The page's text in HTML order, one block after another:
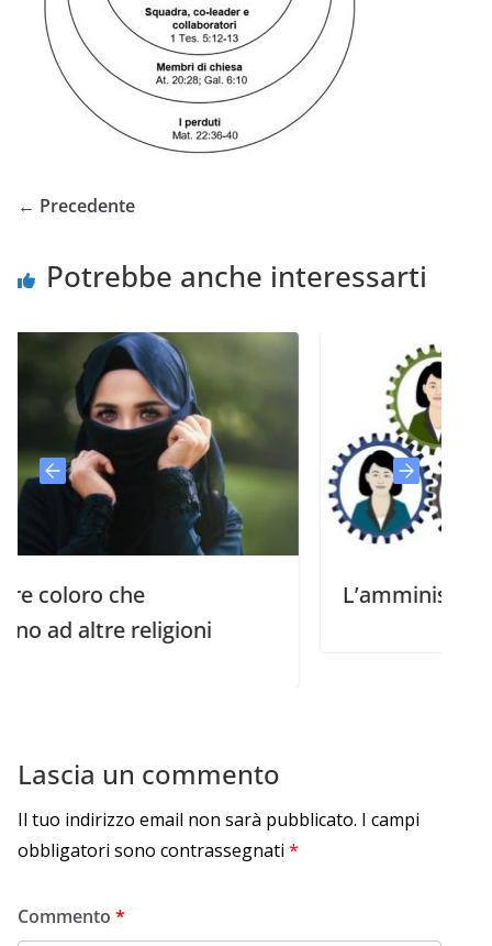
← Precedente
Potrebbe anche interessarti
che
religioni
L’amministrazione del
Lascia un commento
Il tuo indirizzo email non sarà pubblicato. I campi
obbligatori sono contrassegnati *
Commento *